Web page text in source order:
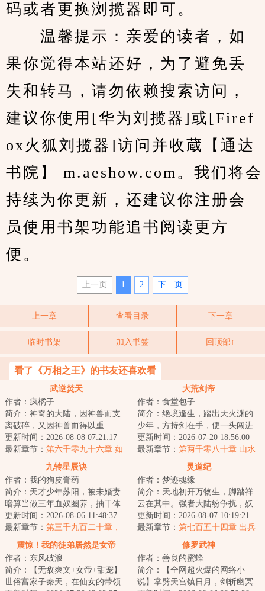
码或者更换浏揽器即可。
温馨提示：亲爱的读者，如
果你觉得本站还好，为了避免丢
失和转马，请勿依赖搜索访问，
建议你使用[华为刘揽器]或[Firef
ox火狐刘揽器]访问并收蔵【通达
书院】 m.aeshow.com。我们将会
持续为你更新，还建议你注册会
员使用书架功能追书阅读更方
便。
上一页 1 2 下—页
上一章 查看目录 下一章
临时书架 加入书签 回顶部↑
看了《万相之王》的书友还喜欢看
武逆焚天
作者：疯橘子
简介：神奇的大陆，因神兽而支
离破碎，又因神兽而得以重
生！！各方势力追寻多年的重宝
出世，一场腥风血雨...
更新时间：2026-08-08 07:21:17
最新章节： 第六千零九十六章 如
大荒剑帝
作者：食堂包子
简介：绝境逢生，踏出天火渊的
少年，方持剑在手，便一头闯进
这场天地大劫！纵剑斩荆棘，苍
穹染血时，且斗...
更新时间：2026-07-20 18:56:00
最新章节： 第两千零八十章 山水
九转星辰诀
作者：我的狗皮膏药
简介：天才少年苏阳，被未婚妻
暗算当做三年血奴圈养，抽干体
内至尊血脉，挑断手脚筋丢弃妖
兽山脉，等待死...
更新时间：2026-08-06 11:48:37
最新章节： 第三千九百二十章，
折翼的创世黑暗魔神！
灵道纪
作者：梦迹魂缘
简介：天地初开万物生，脚踏祥
云在其中。强者大陆纷争扰，妖
魔鬼神比神通。血染三界争第
一，隐世仙人悲众...
更新时间：2026-08-07 10:19:21
最新章节： 第七百五十四章 出兵
震惊！我的徒弟居然是女帝
作者：东风破浪
简介：【无敌爽文+女帝+甜宠】
世俗富家子秦天，在仙女的带领
修罗武神
作者：善良的蜜蜂
简介：【全网超火爆的网络小
说】掌劈天宫镇日月，剑斩幽冥